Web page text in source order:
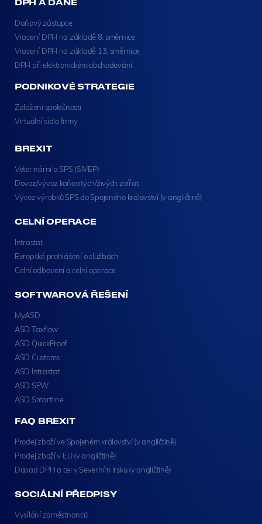
DPH A DANĚ
Daňový zástupce
Vracení DPH na základě 8. směrnice
Vracení DPH na základě 13. směrnice
DPH při elektronickém obchodování
PODNIKOVÉ STRATEGIE
Založení společnosti
Virtuální sídlo firmy
BREXIT
Veterinární a SPS (SIVEP)
Dovoz/vývoz koňovitých/živých zvířat
Vývoz výrobků SPS do Spojeného království (v angličtině)
CELNÍ OPERACE
Intrastat
Evropské prohlášení o službách
Celní odbavení a celní operace
SOFTWAROVÁ ŘEŠENÍ
MyASD
ASD Taxflow
ASD QuickProof
ASD Customs
ASD Intrastat
ASD SPW
ASD Smartline
FAQ BREXIT
Prodej zboží ve Spojeném království (v angličtině)
Prodej zboží v EU (v angličtině)
Dopad DPH a cel v Severním Irsku (v angličtině)
SOCIÁLNÍ PŘEDPISY
Vysílání zaměstnanců